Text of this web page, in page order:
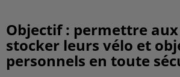
Objectif : permettre
stocker leurs vélo et
personnels en toute